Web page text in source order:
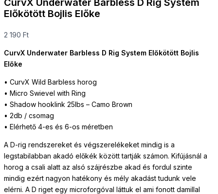
Előkötött Bojlis Előke
2 190 Ft
CurvX Underwater Barbless D Rig System Előkötött Bojlis
Előke
• CurvX Wild Barbless horog
• Micro Swievel with Ring
• Shadow hooklink 25lbs – Camo Brown
• 2db / csomag
• Elérhető 4-es és 6-os méretben
A D-rig rendszereket és végszerelékeket mindig is a
legstabilabban akadó előkék között tartják számon. Kifújásnál a
horog a csali alatt az alsó szájrészbe akad és fordul szinte
mindig ezért nagyon hatékony és mély akadást tudunk vele
elérni. A D riget egy microforgóval láttuk el ami fonott damillal